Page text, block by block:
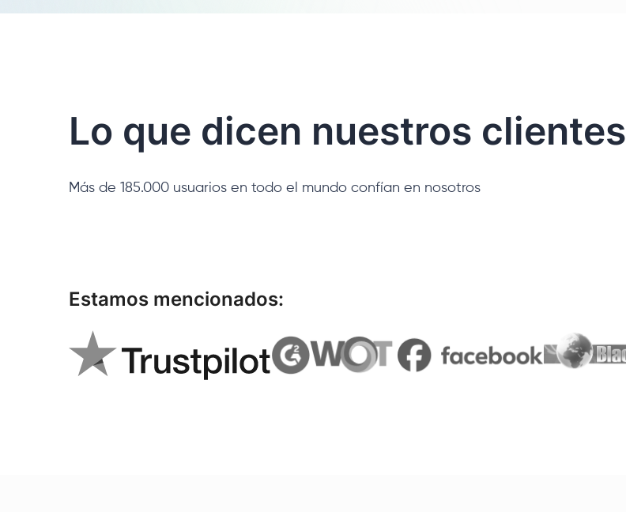
Lo que dicen nuestros clientes
Más de 185.000 usuarios en todo el mundo confían en nosotros
Estamos mencionados: